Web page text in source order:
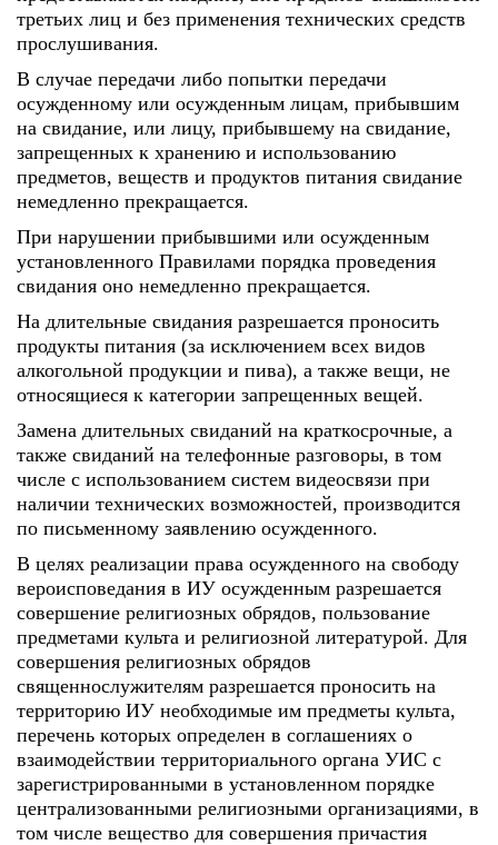
третьих лиц и без применения технических средств
прослушивания.
В случае передачи либо попытки передачи
осужденному или осужденным лицам, прибывшим
на свидание, или лицу, прибывшему на свидание,
запрещенных к хранению и использованию
предметов, веществ и продуктов питания свидание
немедленно прекращается.
При нарушении прибывшими или осужденным
установленного Правилами порядка проведения
свидания оно немедленно прекращается.
На длительные свидания разрешается проносить
продукты питания (за исключением всех видов
алкогольной продукции и пива), а также вещи, не
относящиеся к категории запрещенных вещей.
Замена длительных свиданий на краткосрочные, а
также свиданий на телефонные разговоры, в том
числе с использованием систем видеосвязи при
наличии технических возможностей, производится
по письменному заявлению осужденного.
В целях реализации права осужденного на свободу
вероисповедания в ИУ осужденным разрешается
совершение религиозных обрядов, пользование
предметами культа и религиозной литературой. Для
совершения религиозных обрядов
священнослужителям разрешается проносить на
территорию ИУ необходимые им предметы культа,
перечень которых определен в соглашениях о
взаимодействии территориального органа УИС с
зарегистрированными в установленном порядке
централизованными религиозными организациями, в
том числе вещество для совершения причастия